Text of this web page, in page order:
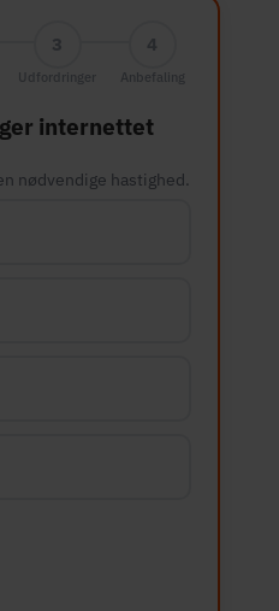
3
Udfordringer
4
Anbefaling
internettet
nødvendige hastighed.